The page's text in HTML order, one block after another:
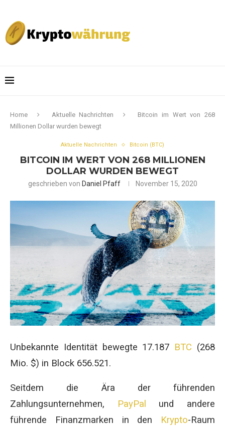
Home Aktuelle Nachrichten
Bitcoin im Wert von 268
Millionen Dollar wurden bewegt
Aktuelle Nachrichten Bitcoin (BTC)
BITCOIN IM WERT VON 268 MILLIONEN
DOLLAR WURDEN BEWEGT
geschrieben von Daniel Pfaff November 15, 2020
Unbekannte Identität bewegte 17.187 BTC (268
Mio. $) in Block 656.521.
Seitdem die Ära der führenden
Zahlungsunternehmen,
PayPal
und andere
führende Finanzmarken in den Krypto-Raum